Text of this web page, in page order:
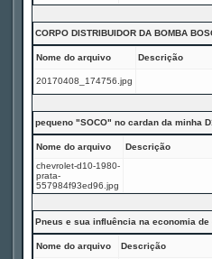
CORPO DISTRIBUIDOR DA BOMBA
Nome do arquivo Descrição
20170408_174756.jpg
pequeno "SOCO" no cardan da minha
Nome do arquivo
Descrição
chevrolet-d10-1980-
prata-
557984f93ed96.jpg
Pneus e sua influência na economia
Nome do arquivo
Descrição